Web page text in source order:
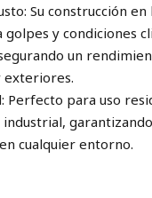
Su construcción
golpes y condiciones
un
Perfecto para uso
cualquier entorno.